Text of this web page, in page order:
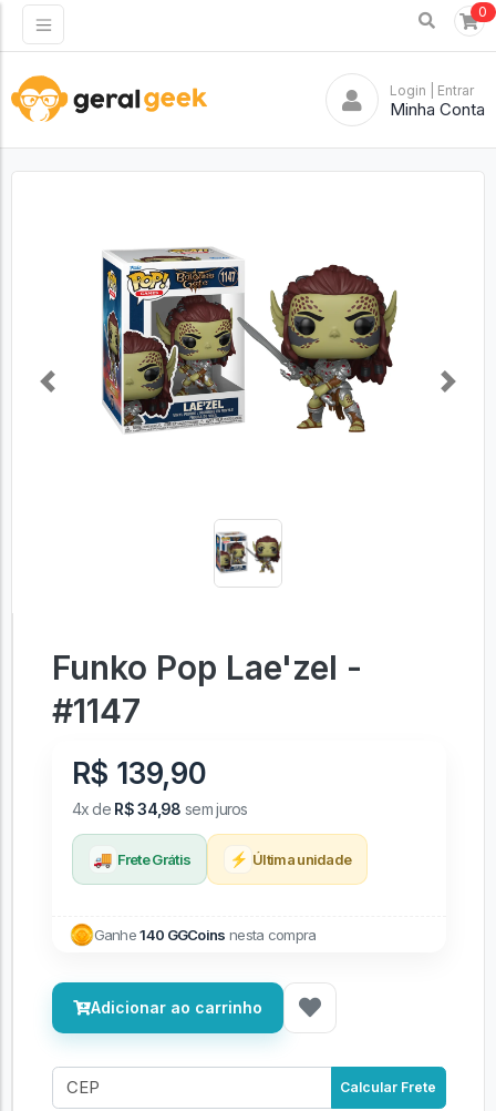
0
Login | Entrar
Minha Conta
Previous Next
Funko Pop Lae'zel -
#1147
R$ 139,90
4x de R$ 34,98 sem juros
🚚 Frete Grátis ⚡ Última unidade
Ganhe140 GGCoins nesta compra
Adicionar ao carrinho
Calcular Frete